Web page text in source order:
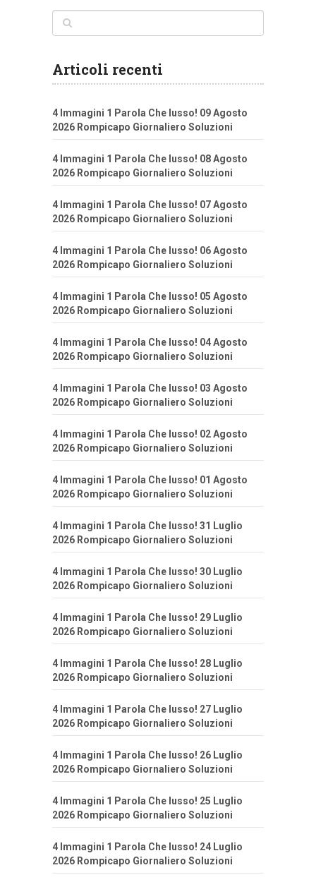
Articoli recenti
4 Immagini 1 Parola Che lusso! 09 Agosto
2026 Rompicapo Giornaliero Soluzioni
4 Immagini 1 Parola Che lusso! 08 Agosto
2026 Rompicapo Giornaliero Soluzioni
4 Immagini 1 Parola Che lusso! 07 Agosto
2026 Rompicapo Giornaliero Soluzioni
4 Immagini 1 Parola Che lusso! 06 Agosto
2026 Rompicapo Giornaliero Soluzioni
4 Immagini 1 Parola Che lusso! 05 Agosto
2026 Rompicapo Giornaliero Soluzioni
4 Immagini 1 Parola Che lusso! 04 Agosto
2026 Rompicapo Giornaliero Soluzioni
4 Immagini 1 Parola Che lusso! 03 Agosto
2026 Rompicapo Giornaliero Soluzioni
4 Immagini 1 Parola Che lusso! 02 Agosto
2026 Rompicapo Giornaliero Soluzioni
4 Immagini 1 Parola Che lusso! 01 Agosto
2026 Rompicapo Giornaliero Soluzioni
4 Immagini 1 Parola Che lusso! 31 Luglio
2026 Rompicapo Giornaliero Soluzioni
4 Immagini 1 Parola Che lusso! 30 Luglio
2026 Rompicapo Giornaliero Soluzioni
4 Immagini 1 Parola Che lusso! 29 Luglio
2026 Rompicapo Giornaliero Soluzioni
4 Immagini 1 Parola Che lusso! 28 Luglio
2026 Rompicapo Giornaliero Soluzioni
4 Immagini 1 Parola Che lusso! 27 Luglio
2026 Rompicapo Giornaliero Soluzioni
4 Immagini 1 Parola Che lusso! 26 Luglio
2026 Rompicapo Giornaliero Soluzioni
4 Immagini 1 Parola Che lusso! 25 Luglio
2026 Rompicapo Giornaliero Soluzioni
4 Immagini 1 Parola Che lusso! 24 Luglio
2026 Rompicapo Giornaliero Soluzioni